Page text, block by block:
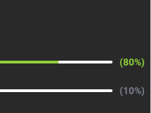
(80%)
(10%)